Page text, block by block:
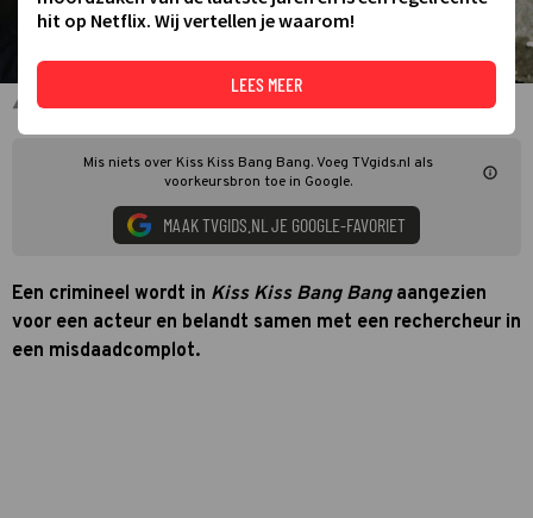
Robert Downey Jr. in Kiss Kiss Bang Bang
Mis niets over Kiss Kiss Bang Bang. Voeg TVgids.nl als
voorkeursbron toe in Google.
MAAK TVGIDS.NL JE GOOGLE-FAVORIET
Een crimineel wordt in Kiss Kiss Bang Bangaangezien
voor een acteur en belandt samen met een rechercheur in
een misdaadcomplot.
hit op Netflix. Wij vertellen je waarom!
LEES MEER